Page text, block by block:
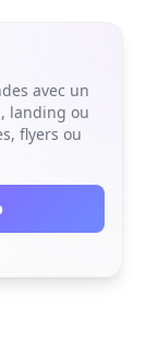
avec un
landing ou
flyers ou